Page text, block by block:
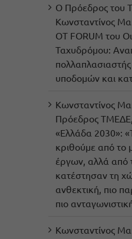
Ο Πρόεδρος του
Κωνσταντίνος
OT FORUM του
Ταχυδρόμου:
υποδομών και
Κωνσταντίνος
Πρόεδρος
«Ελλάδα 2030»:
κριθούμε από το
έργων, αλλά από
κατέστησαν τη
ανθεκτική, πιο
πιο
Κωνσταντίνος